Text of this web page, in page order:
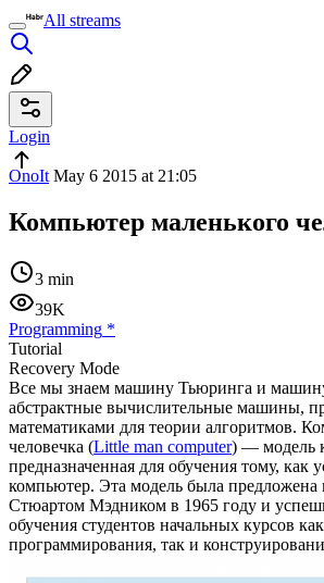
All streams
Login
OnoIt May 6 2015 at 21:05
Компьютер маленького
3 min
39K
Programming *
Tutorial
Recovery Mode
Все мы знаем машину Тьюринга и
абстрактные вычислительные машины,
математиками для теории алгоритмов.
человечка (Little man computer) — модель
предназначенная для обучения тому, как
компьютер. Эта модель была предложена
Стюартом Мэдником в 1965 году и
обучения студентов начальных курсов
программирования, так и